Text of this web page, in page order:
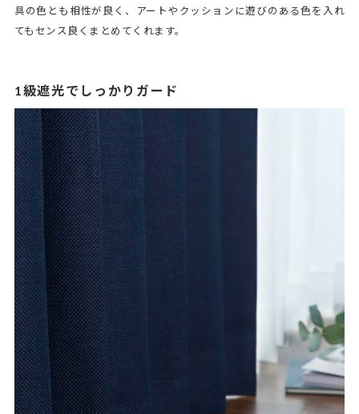
具の色とも相性が良く、アートやクッションに遊びのある色を入れ
てもセンス良くまとめてくれます。
1級遮光でしっかりガード